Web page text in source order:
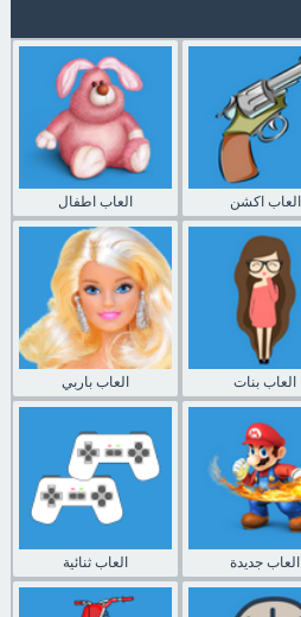
العاب اطفال العاب اكشن
العاب باربي العاب بنات
العاب ثنائية العاب جديدة